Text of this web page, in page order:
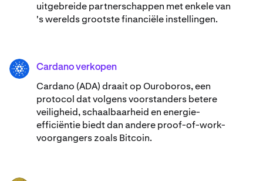
uitgebreide partnerschappen met enkele van
's werelds grootste financiële instellingen.
ADA Cardano verkopen
Cardano (ADA) ​​draait op Ouroboros, een
protocol dat volgens voorstanders betere
veiligheid, schaalbaarheid en energie-
efficiëntie biedt dan andere proof-of-work-
voorgangers zoals Bitcoin.